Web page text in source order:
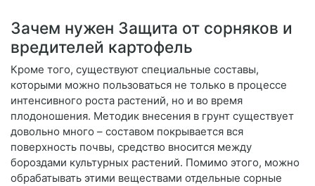
Зачем нужен Защита от сорняков и
вредителей картофель
Кроме того, существуют специальные составы,
которыми можно пользоваться не только в процессе
интенсивного роста растений, но и во время
плодоношения. Методик внесения в грунт существует
довольно много – составом покрывается вся
поверхность почвы, средство вносится между
бороздами культурных растений. Помимо этого, можно
обрабатывать этими веществами отдельные сорные